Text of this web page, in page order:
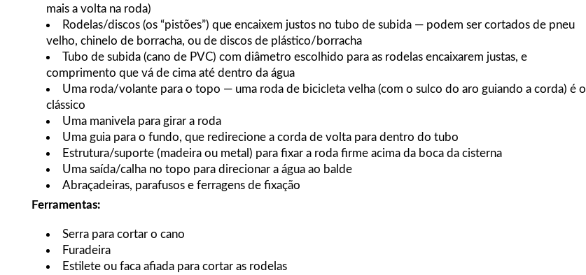
mais a volta na roda)
Rodelas/discos (os “pistões”) que encaixem justos no tubo de subida — podem ser cortados de pneu
velho, chinelo de borracha, ou de discos de plástico/borracha
Tubo de subida (cano de PVC) com diâmetro escolhido para as rodelas encaixarem justas, e
comprimento que vá de cima até dentro da água
Uma roda/volante para o topo — uma roda de bicicleta velha (com o sulco do aro guiando a corda) é o
clássico
Uma manivela para girar a roda
Uma guia para o fundo, que redirecione a corda de volta para dentro do tubo
Estrutura/suporte (madeira ou metal) para fixar a roda firme acima da boca da cisterna
Uma saída/calha no topo para direcionar a água ao balde
Abraçadeiras, parafusos e ferragens de fixação
Ferramentas:
Serra para cortar o cano
Furadeira
Estilete ou faca afiada para cortar as rodelas